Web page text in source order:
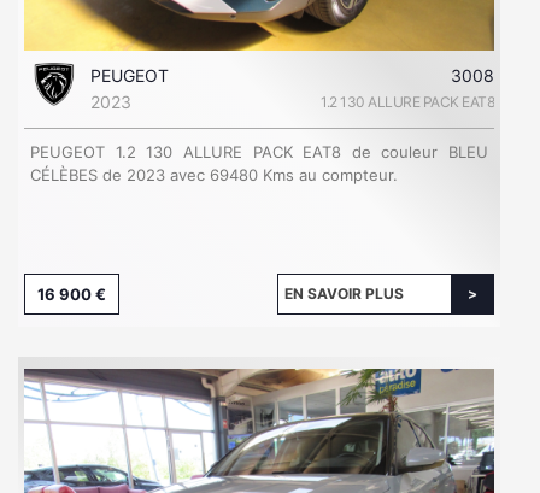
PEUGEOT
3008
2023
1.2 130 ALLURE PACK EAT8
PEUGEOT 1.2 130 ALLURE PACK EAT8 de couleur BLEU
CÉLÈBES de 2023 avec 69480 Kms au compteur.
16 900 € EN SAVOIR PLUS